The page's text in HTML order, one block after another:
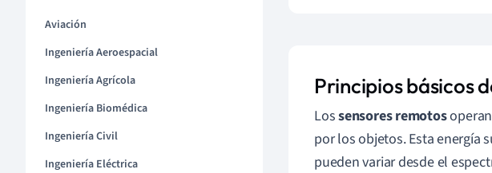
Aviación
Ingeniería Aeroespacial
Ingeniería Agrícola
Ingeniería Biomédica
Ingeniería Civil
Ingeniería Eléctrica
Principios básicos
Lossensores remotos
por los objetos. Esta energía
pueden variar desde el